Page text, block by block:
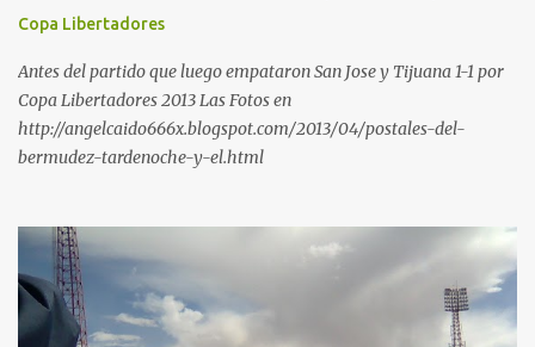
Copa Libertadores
Antes del partido que luego empataron San Jose y Tijuana 1-1 por
Copa Libertadores 2013 Las Fotos en
http://angelcaido666x.blogspot.com/2013/04/postales-del-
bermudez-tardenoche-y-el.html